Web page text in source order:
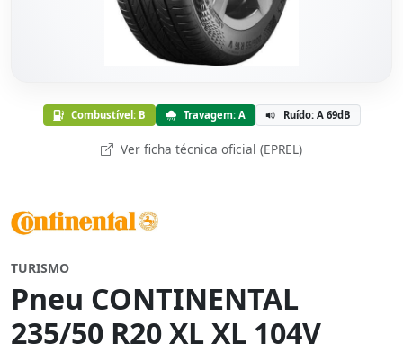
Combustível: B Travagem: A Ruído: A 69dB
Ver ficha técnica oficial (EPREL)
TURISMO
Pneu CONTINENTAL
235/50 R20 XL XL 104V